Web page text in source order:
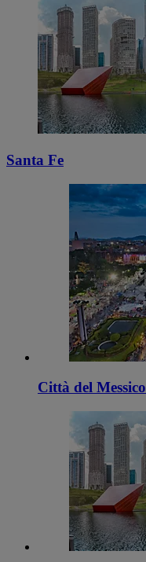
Santa Fe
Città del Messico